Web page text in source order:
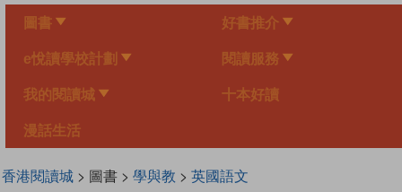
圖書 好書推介
e悅讀學校計劃 閱讀服務
我的閱讀城 十本好讀
漫話生活
香港閱讀城> 圖書 > 學與教 > 英國語文